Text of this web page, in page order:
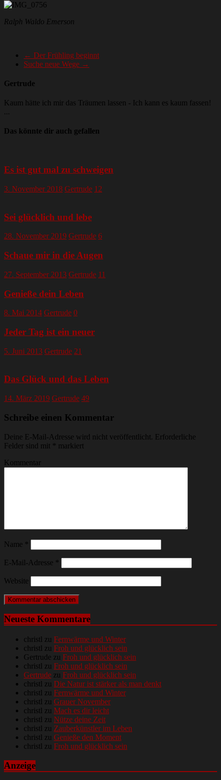
Ralph Waldo Emerson
← Der Frühling beginnt
Suche neue Wege →
Gertrude
Kaum hätte ich mir das Träumen lassen - Ich kann es kaum fassen!
Das könnte dir auch gefallen
Es ist gut mal zu schweigen
3. November 2018 Gertrude 12
Sei glücklich und lebe
28. November 2019 Gertrude 6
Schaue mir in die Augen
27. September 2013 Gertrude 11
Genieße dein Leben
8. Mai 2014 Gertrude 0
Jeder Tag ist ein neuer
5. Juni 2013 Gertrude 21
Das Glück und das Leben
14. März 2019 Gertrude 49
Schreibe einen Kommentar
Deine E-Mail-Adresse wird nicht veröffentlicht.
Erforderliche
Felder sind mit
markiert
Kommentar
Name
E-Mail-Adresse
Website
Neueste Kommentare
christl zu Fernwärme und Winter
christl zu Froh und glücklich sein
Gertrude zu Froh und glücklich sein
christl zu Froh und glücklich sein
Gertrude zu Froh und glücklich sein
christl zu Die Natur ist stärker als man denkt
christl zu Fernwärme und Winter
christl zu Grauer November
christl zu Mach es dir leicht
christl zu Nütze deine Zeit
christl zu Zauberkünstler im Leben
christl zu Genieße den Moment
christl zu Froh und glücklich sein
Anzeige